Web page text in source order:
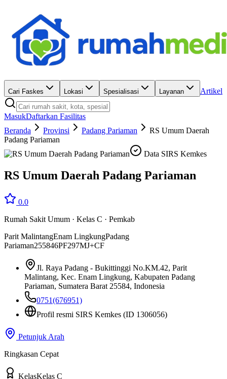
Cari Faskes Lokasi Spesialisasi Layanan Artikel
MasukDaftarkan Fasilitas
Beranda
Provinsi Padang Pariaman
RS Umum Daerah
Padang Pariaman
Data SIRS Kemkes
RS Umum Daerah Padang Pariaman
0.0
Rumah Sakit Umum · Kelas C · Pemkab
Parit MalintangEnam LingkungPadang
Pariaman255846PF297MJ+CF
Jl. Raya Padang - Bukittinggi No.KM.42, Parit
Malintang, Kec. Enam Lingkung, Kabupaten Padang
Pariaman, Sumatera Barat 25584, Indonesia
0751(676951)
Profil resmi SIRS Kemkes (ID 1306056)
Petunjuk Arah
Ringkasan Cepat
KelasKelas C